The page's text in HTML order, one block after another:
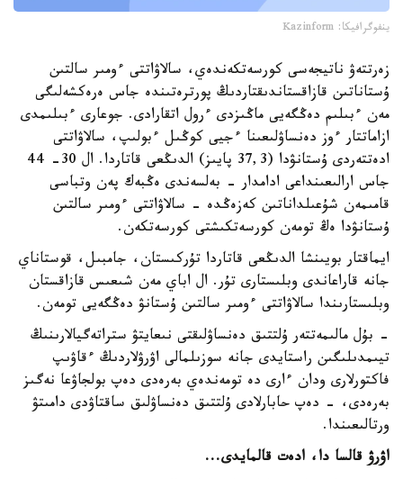
ينفوگرافيكا: Kazinform
زەرتتەۋ ناتيجەسى كورسەتكەندەي، سالاۋاتتى ءومىر سالتىن
ۇستاناتىن قازاقستاندىقتاردىڭ پورترەتىندە جاس ەرەكشەلىگى
مەن ءبىلىم دەڭگەيى ماڭىزدى ءرول اتقارادى. جوعارى ءبىلىمدى
ازاماتتار ءوز دەنساۋلىعىنا ءجيى كوڭىل ءبولىپ، سالاۋاتتى
ادەتتەردى ۇستانۋدا (37,3 پايىز) الدىڭعى قاتاردا. ال 30- 44
جاس ارالىعىنداعى ادامدار - بەلسەندى ەڭبەك پەن وتباسى
قامىمەن شۇعىلداناتىن كەزەڭدە - سالاۋاتتى ءومىر سالتىن
ۇستانۋدا ەڭ تومەن كورسەتكىشتى كورسەتكەن.
ايماقتار بويىنشا الدىڭعى قاتاردا تۇركىستان، جامبىل، قوستاناي
جانە قاراعاندى وبلىستارى تۇر. ال اباي مەن شىعىس قازاقستان
وبلىستارىندا سالاۋاتتى ءومىر سالتىن ۇستانۋ دەڭگەيى تومەن.
- بۇل مالىمەتتەر ۇلتتىق دەنساۋلىقتى نىعايتۋ ستراتەگيالارىنىڭ
تيىمدىلىگىن راستايدى جانە سوزىلمالى اۋرۋلاردىڭ ءقاۋىپ
فاكتورلارى ودان ءارى دە تومەندەي بەرەدى دەپ بولجاۋعا نەگىز
بەرەدى، - دەپ حابارلادى ۇلتتىق دەنساۋلىق ساقتاۋدى دامىتۋ
ورتالىعىندا.
اۋرۋ قالسا دا، ادەت قالمايدى...